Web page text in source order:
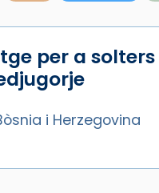
per a solters
i Herzegovina